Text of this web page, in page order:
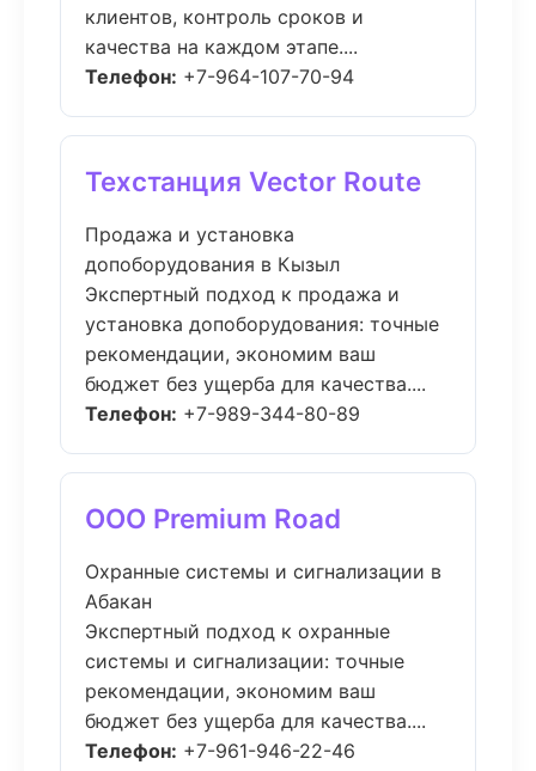
клиентов, контроль сроков и
качества на каждом этапе....
Телефон: +7-964-107-70-94
Техстанция Vector Route
Продажа и установка
допоборудования в Кызыл
Экспертный подход к продажа и
установка допоборудования: точные
рекомендации, экономим ваш
бюджет без ущерба для качества....
Телефон: +7-989-344-80-89
ООО Premium Road
Охранные системы и сигнализации в
Абакан
Экспертный подход к охранные
системы и сигнализации: точные
рекомендации, экономим ваш
бюджет без ущерба для качества....
Телефон: +7-961-946-22-46